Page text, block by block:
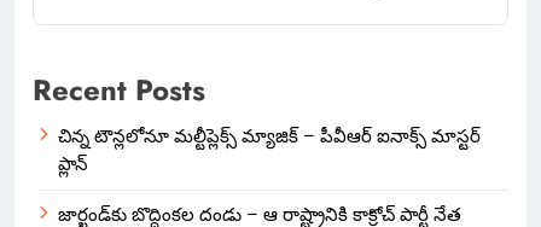
Recent Posts
చిన్న టౌన్లలోనూ మల్టీప్లెక్స్‌ మ్యాజిక్ – పీవీఆర్ ఐనాక్స్ మాస్టర్
ప్లాన్
జార్ఖండ్‌కు బొద్దింకల దండు – ఆ రాష్ట్రానికి కాక్రోచ్ పార్టీ నేత